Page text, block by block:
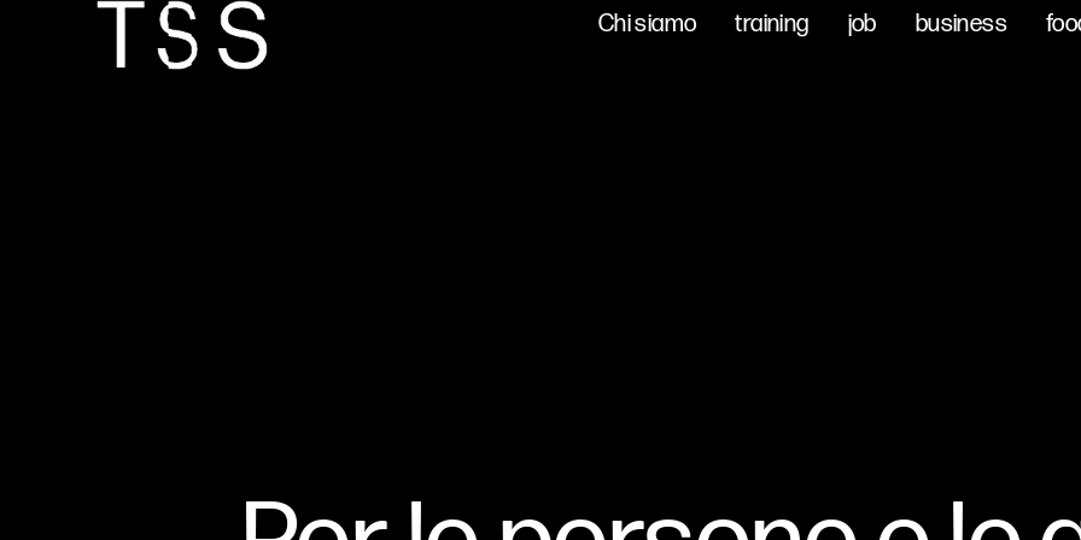
Chi siamo training job business
Chi siamo training job business